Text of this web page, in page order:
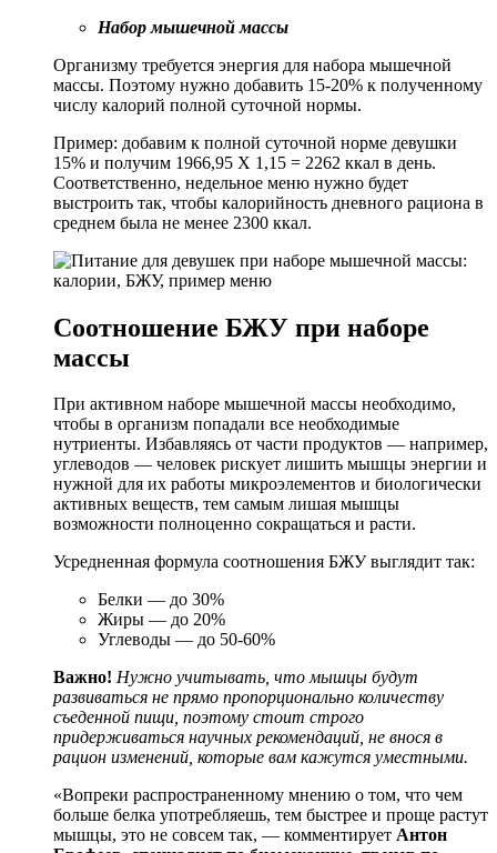
Набор мышечной массы
Организму требуется энергия для набора мышечной
массы. Поэтому нужно добавить 15-20% к полученному
числу калорий полной суточной нормы.
Пример: добавим к полной суточной норме девушки
15% и получим 1966,95 Х 1,15 = 2262 ккал в день.
Соответственно, недельное меню нужно будет
выстроить так, чтобы калорийность дневного рациона в
среднем была не менее 2300 ккал.
Соотношение БЖУ при наборе
массы
При активном наборе мышечной массы необходимо,
чтобы в организм попадали все необходимые
нутриенты. Избавляясь от части продуктов — например,
углеводов — человек рискует лишить мышцы энергии и
нужной для их работы микроэлементов и биологически
активных веществ, тем самым лишая мышцы
возможности полноценно сокращаться и расти.
Усредненная формула соотношения БЖУ выглядит так:
Белки — до 30%
Жиры — до 20%
Углеводы — до 50-60%
Важно! Нужно учитывать, что мышцы будут
развиваться не прямо пропорционально количеству
съеденной пищи, поэтому стоит строго
придерживаться научных рекомендаций, не внося в
рацион изменений, которые вам кажутся уместными.
«Вопреки распространенному мнению о том, что чем
больше белка употребляешь, тем быстрее и проще растут
мышцы, это не совсем так, — комментирует Антон